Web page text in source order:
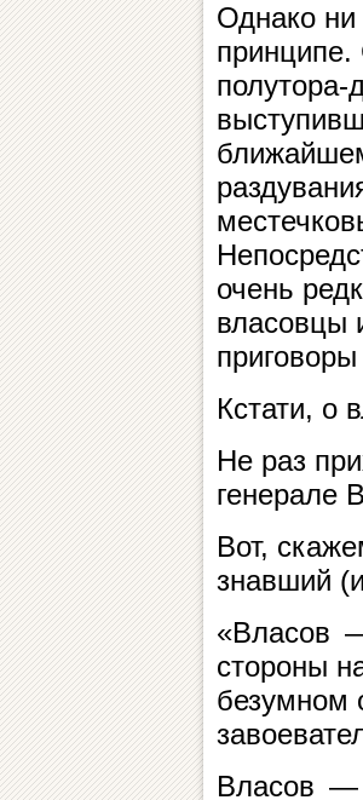
Однако ни
полутора-
очень
власовцы
Кстати, о
Не раз
генерале
Вот,
знавший
«Власов
стороны
безумном
Власов —